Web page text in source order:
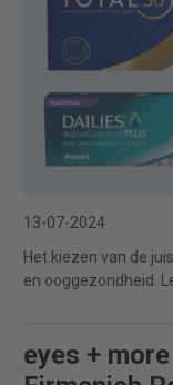
13-07-2024
Het kiezen van de
en ooggezondheid.
eyes +